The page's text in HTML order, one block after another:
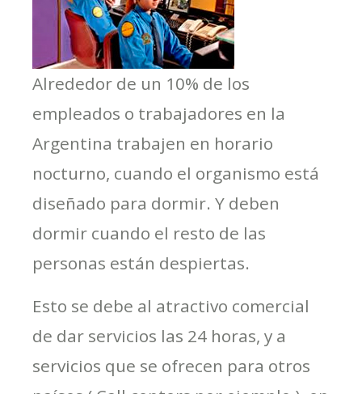
Alrededor de un 10% de los
empleados o trabajadores en la
Argentina trabajen en horario
nocturno, cuando el organismo está
diseñado para dormir. Y deben
dormir cuando el resto de las
personas están despiertas.
Esto se debe al atractivo comercial
de dar servicios las 24 horas, y a
servicios que se ofrecen para otros